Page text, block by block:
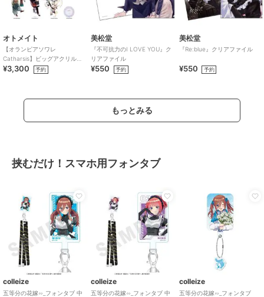
オトメイト
【オランピアソワレ
Catharsis】ビッグアクリルス
タンド(全7種)
¥3,300 予約
美松堂
『不可抗力のI LOVE YOU』ク
リアファイル
¥550 予約
美松堂
『Re:blue』クリアファイル
¥550 予約
もっとみる
挟むだけ！スマホ用フォンタブ
colleize
五等分の花嫁∽_フォンタブ 中
colleize
五等分の花嫁∽_フォンタブ 中
colleize
五等分の花嫁∽_フォンタブ